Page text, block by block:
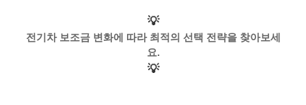
💡
전기차 보조금 변화에 따라 최적의 선택 전략을 찾아보세
요.
💡